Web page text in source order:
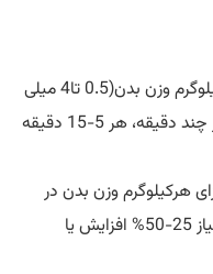
بارگیری: 10-50 میکروگرم به ازای هر کیلوگرم وزن بدن(0.5 تا4 میلی
گرم) تزریق وریدی آهسته یا انفوزیون در چند دقیقه، هر 5-15 دقیقه
میکروگرم به ازای هرکیلوگرم وزن بدن در
ساعت انفوزیون شود سپس در صورت نیاز 25-50% افزایش یا